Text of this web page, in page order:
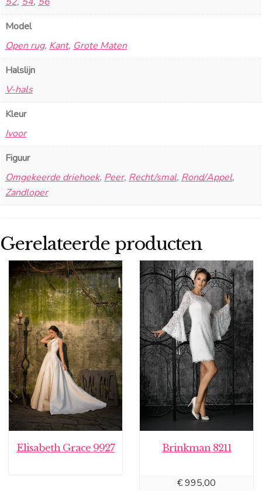
Model
Open rug, Kant, Grote Maten
Halslijn
V-hals
Kleur
Ivoor
Figuur
Omgekeerde driehoek, Peer, Recht/smal, Rond/Appel,
Zandloper
Gerelateerde producten
Elisabeth Grace 9927 Brinkman 8211
€995,00